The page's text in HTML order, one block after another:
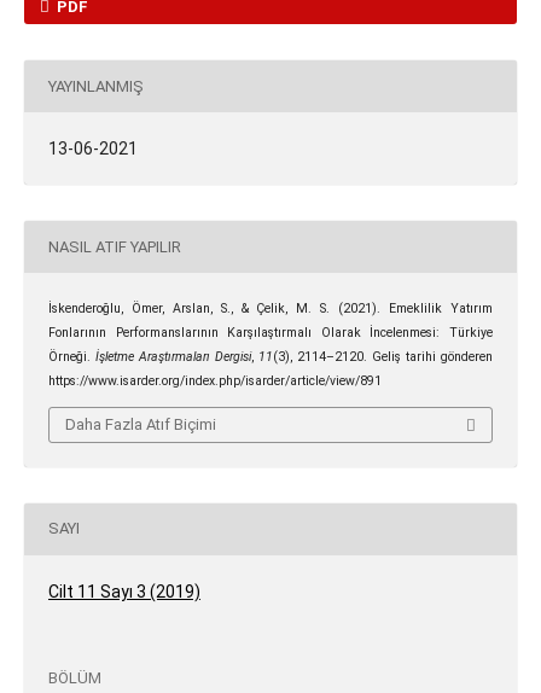
PDF
YAYINLANMIŞ
13-06-2021
NASIL ATIF YAPILIR
İskenderoğlu, Ömer, Arslan, S., & Çelik, M. S. (2021). Emeklilik Yatırım
Fonlarının Performanslarının Karşılaştırmalı Olarak İncelenmesi: Türkiye
Örneği. İşletme Araştırmaları Dergisi, 11(3), 2114–2120. Geliş tarihi gönderen
https://www.isarder.org/index.php/isarder/article/view/891
Daha Fazla Atıf Biçimi
SAYI
Cilt 11 Sayı 3 (2019)
BÖLÜM